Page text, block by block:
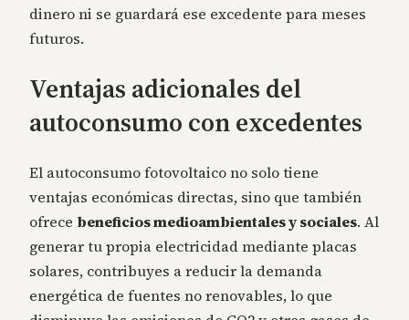
dinero ni se guardará ese excedente para meses
futuros.
Ventajas adicionales del
autoconsumo con excedentes
El autoconsumo fotovoltaico no solo tiene
ventajas económicas directas, sino que también
ofrece beneficios medioambientalesysociales. Al
generar tu propia electricidad mediante placas
solares, contribuyes a reducir la demanda
energética de fuentes no renovables, lo que